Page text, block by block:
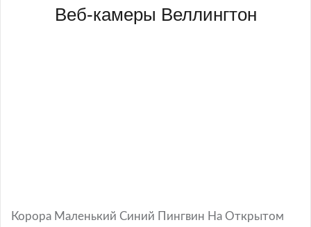
Веб-камеры Веллингтон
Корора Маленький Синий Пингвин На Открытом